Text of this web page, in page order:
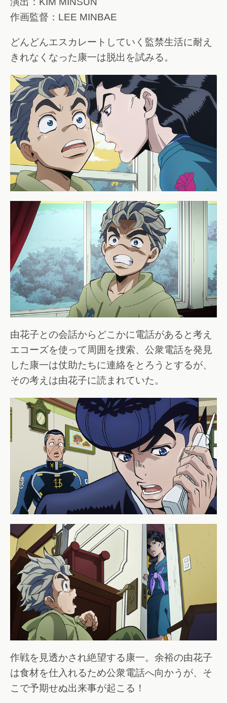
作画監督：LEE MINBAE
どんどんエスカレートしていく監禁生活に耐え
きれなくなった康一は脱出を試みる。
由花子との会話からどこかに電話があると考え
エコーズを使って周囲を捜索、公衆電話を発見
した康一は仗助たちに連絡をとろうとするが、
その考えは由花子に読まれていた。
作戦を見透かされ絶望する康一。余裕の由花子
は食材を仕入れるため公衆電話へ向かうが、そ
こで予期せぬ出来事が起こる！